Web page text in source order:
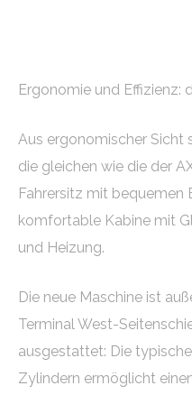
Ergonomie und Effizienz:
Aus ergonomischer Sicht
die gleichen wie die der
Fahrersitz mit bequemen
komfortable Kabine mit
und Heizung.
Die neue Maschine ist
Terminal West-
ausgestattet: Die
Zylindern ermöglicht